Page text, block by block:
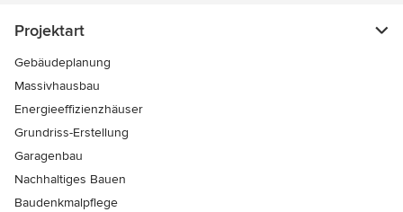
Projektart
Gebäudeplanung
Massivhausbau
Energieeffizienzhäuser
Grundriss-Erstellung
Garagenbau
Nachhaltiges Bauen
Baudenkmalpflege